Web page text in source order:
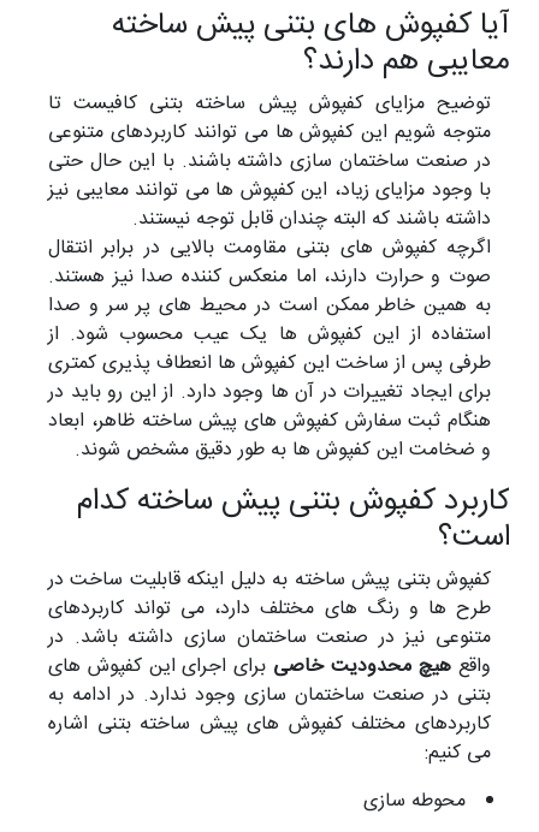
آیا کفپوش های بتنی پیش ساخته
معایبی هم دارند؟
توضیح مزایای کفپوش پیش ساخته بتنی کافیست تا
متوجه شویم این کفپوش ها می توانند کاربردهای متنوعی
در صنعت ساختمان سازی داشته باشند. با این حال حتی
با وجود مزایای زیاد، این کفپوش ها می توانند معایبی نیز
داشته باشند که البته چندان قابل توجه نیستند.
اگرچه کفپوش های بتنی مقاومت بالایی در برابر انتقال
صوت و حرارت دارند، اما منعکس کننده صدا نیز هستند.
به همین خاطر ممکن است در محیط های پر سر و صدا
استفاده از این کفپوش ها یک عیب محسوب شود. از
طرفی پس از ساخت این کفپوش ها انعطاف پذیری کمتری
برای ایجاد تغییرات در آن ها وجود دارد. از این رو باید در
هنگام ثبت سفارش کفپوش های پیش ساخته ظاهر، ابعاد
و ضخامت این کفپوش ها به طور دقیق مشخص شوند.
کاربرد کفپوش بتنی پیش ساخته کدام
است؟
کفپوش بتنی پیش ساخته به دلیل اینکه قابلیت ساخت در
طرح ها و رنگ های مختلف دارد، می تواند کاربردهای
متنوعی نیز در صنعت ساختمان سازی داشته باشد. در
واقعهیچ محدودیت خاصیبرای اجرای این کفپوش های
بتنی در صنعت ساختمان سازی وجود ندارد. در ادامه به
کاربردهای مختلف کفپوش های پیش ساخته بتنی اشاره
می کنیم:
محوطه سازی